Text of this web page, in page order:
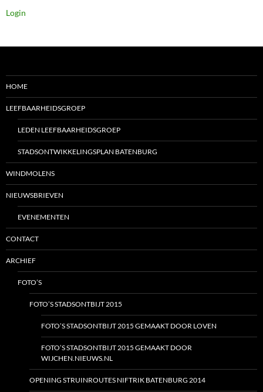
Login
HOME
LEEFBAARHEIDSGROEP
LEDEN LEEFBAARHEIDSGROEP
STADSONTWIKKELINGSPLAN BATENBURG
WINDMOLENS
NIEUWSBRIEVEN
EVENEMENTEN
CONTACT
ARCHIEF
FOTO’S
FOTO’S STADSONTBIJT 2015
FOTO’S STADSONTBIJT 2015 GEMAAKT DOOR LOVEN
FOTO’S STADSONTBIJT 2015 GEMAAKT DOOR
WIJCHEN.NIEUWS.NL
OPENING STRUINROUTES NIFTRIK BATENBURG 2014